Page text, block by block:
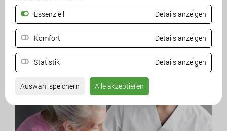
Essenziell Details anzeigen
Komfort Details anzeigen
Statistik Details anzeigen
Auswahl speichern Alle akzeptieren
Branchen haben in...
MEHR LESEN